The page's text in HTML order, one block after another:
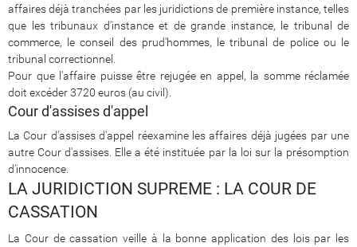
affaires déjà tranchées par les juridictions de première instance, telles
que les tribunaux d'instance et de grande instance, le tribunal de
commerce, le conseil des prud'hommes, le tribunal de police ou le
tribunal correctionnel.
Pour que l'affaire puisse être rejugée en appel, la somme réclamée
doit excéder 3720 euros (au civil).
Cour d'assises d'appel
La Cour d'assises d'appel réexamine les affaires déjà jugées par une
autre Cour d'assises. Elle a été instituée par la loi sur la présomption
d'innocence.
LA JURIDICTION SUPREME : LA COUR DE
CASSATION
La Cour de cassation veille à la bonne application des lois par les